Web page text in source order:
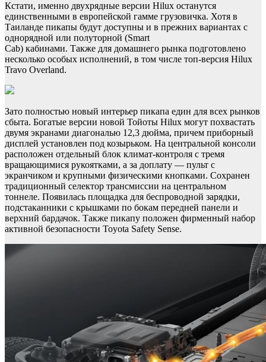
Кстати, именно двухрядные версии Hilux останутся
единственными в европейской гамме грузовичка. Хотя в
Таиланде пикапы будут доступны и в прежних вариантах с
однорядной или полуторной (Smart
Cab) кабинами. Также для домашнего рынка подготовлено
несколько особых исполнений, в том числе топ-версия Hilux
Travo Overland.
Зато полностью новый интерьер пикапа един для всех рынков
сбыта. Богатые версии новой Тойоты Hilux могут похвастать
двумя экранами диагональю 12,3 дюйма, причем приборный
дисплей установлен под козырьком. На центральной консоли
расположен отдельный блок климат-контроля с тремя
вращающимися рукоятками, а за доплату — пульт с
экранчиком и крупными физическими кнопками. Сохранен
традиционный селектор трансмиссии на центральном
тоннеле. Появилась площадка для беспроводной зарядки,
подстаканники с крышками по бокам передней панели и
верхний бардачок. Также пикапу положен фирменный набор
активной безопасности Toyota Safety Sense.